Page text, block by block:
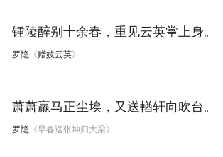
锺陵醉别十余春，重见云英掌上身。
罗隐《赠妓云英》
萧萧羸马正尘埃，又送輶轩向吹台。
罗隐《早春送张坤归大梁》